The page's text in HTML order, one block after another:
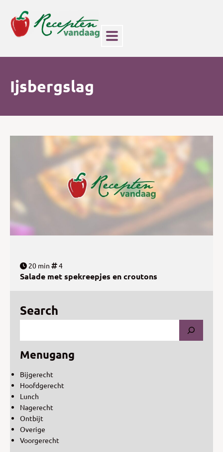
Ijsbergslag
20 min 4
Salade met spekreepjes en croutons
Search
Menugang
Bijgerecht
Hoofdgerecht
Lunch
Nagerecht
Ontbijt
Overige
Voorgerecht